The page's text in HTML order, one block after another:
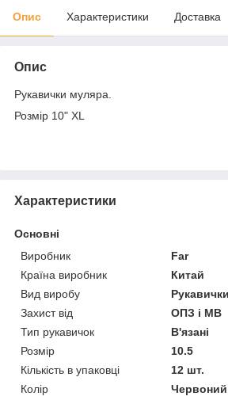
Опис Характеристики Доставка
Опис
Рукавички муляра.
Розмір 10" XL
Характеристики
Основні
Виробник
Far
Країна виробник
Китай
Вид виробу
Захист від
ОПЗ і МВ
Тип рукавичок
В'язані
Розмір
10.5
Кількість в упаковці
12 шт.
Колір
Червоний